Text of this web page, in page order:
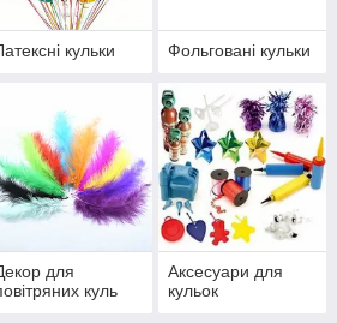
кульки Фольговані кульки
для
куль
Аксесуари для
кульок